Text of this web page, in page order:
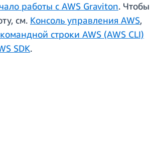
работы с AWS Graviton. Чтобы
см. Консоль управления AWS,
строки AWS (AWS CLI)
SDK.